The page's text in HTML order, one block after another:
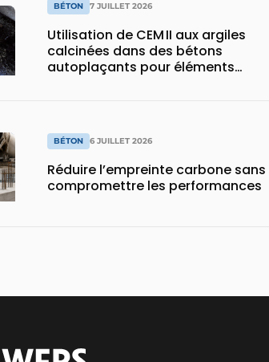
BÉTON 7 JUILLET 2026
Utilisation de CEM II aux argiles
calcinées dans des bétons
autoplaçants pour éléments
BÉTON 6 JUILLET 2026
Réduire l’empreinte carbone sans
compromettre les performances